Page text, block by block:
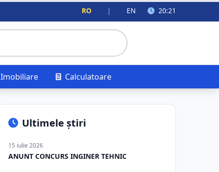
RO | EN 20:21
Imobiliare Calculatoare
Ultimele știri
15 iulie 2026
ANUNT CONCURS INGINER TEHNIC